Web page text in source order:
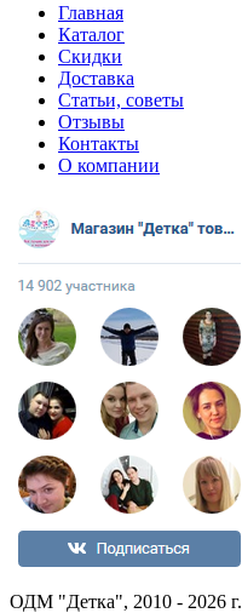
Главная
Каталог
Скидки
Доставка
Статьи, советы
Отзывы
Контакты
О компании
ОДМ "Детка", 2010 - 2026 г.